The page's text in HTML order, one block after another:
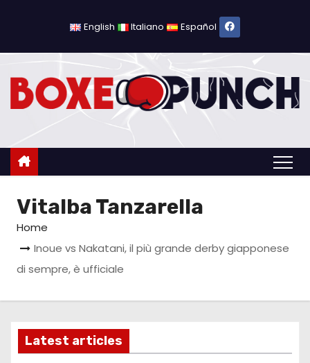
c
o
English Italiano Español
Vitalba Tanzarella
Home
Inoue vs Nakatani, il più grande derby giapponese
di sempre, è ufficiale
Latest articles